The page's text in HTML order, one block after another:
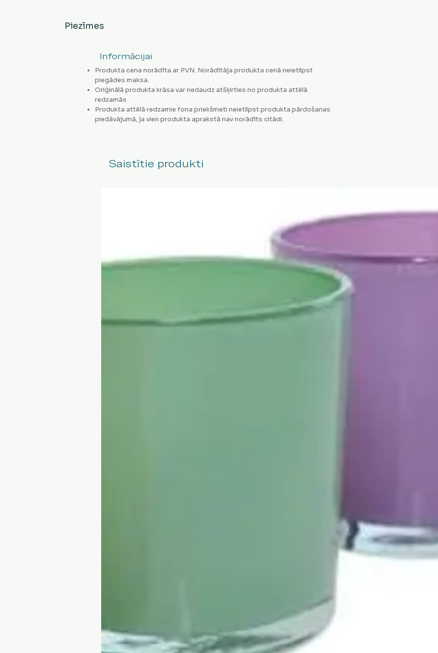
Piezīmes
Informācijai
Produkta cena norādīta ar PVN. Norādītāja produkta cenā neietilpst
piegādes maksa.
Oriģinālā produkta krāsa var nedaudz atšķirties no produkta attēlā
redzamās
Produkta attēlā redzamie fona priekšmeti neietilpst produkta pārdošanas
piedāvājumā, ja vien produkta aprakstā nav norādīts citādi.
Saistītie produkti